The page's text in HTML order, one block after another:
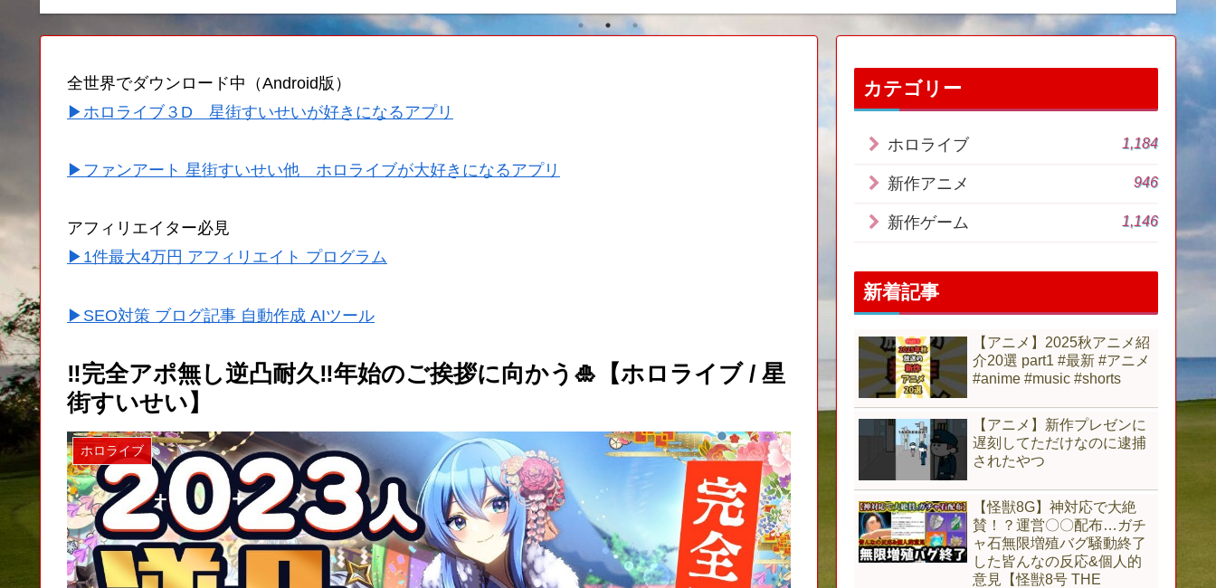
もできる!!【Neverness
to Everness(NTE)】
井上ほの花 #アニメ
#anime
【ツイ
ーラン
全世界でダウンロード中（Android版）
▶ホロライブ３D 星街すいせいが好きになるアプリ
▶ファンアート 星街すいせい他 ホロライブが大好きになるアプリ
アフィリエイター必見
▶1件最大4万円 アフィリエイト プログラム
▶SEO対策 ブログ記事 自動作成 AIツール
‼完全アポ無し逆凸耐久‼年始のご挨拶に向かう🎍【ホロライブ / 星
街すいせい】
ホロライブ
カテゴリー
ホロライブ 1,184
新作アニメ 946
新作ゲーム 1,146
新着記事
【アニメ】2025秋アニメ紹
介20選 part1 #最新 #アニメ
#anime #music #shorts
【アニメ】新作プレゼンに
遅刻してただけなのに逮捕
されたやつ
【怪獣8G】神対応で大絶
賛！？運営〇〇配布…ガチ
ャ石無限増殖バグ騒動終了
した皆んなの反応&個人的
意見【怪獣8号 THE